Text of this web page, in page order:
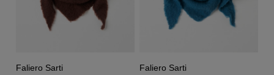
Faliero Sarti Faliero Sarti